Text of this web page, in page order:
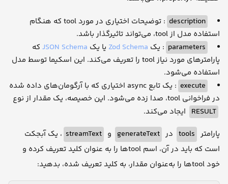
description
: توضیحات اختیاری در مورد tool که هنگام
استفاده مدل از tool، می‌تواند تاثیرگذار باشد.
parameters : یک Zod Schema یا یک JSON Schema که
پارامترهای مورد نیاز tool را تعریف می‌کند. این اسکیما توسط مدل
استفاده می‌شود.
execute
: یک تابع async اختیاری که با آرگومان‌های داده شده
در فراخوانی tool، صدا زده می‌شود. این خصیصه، یک مقدار از نوع
RESULT ایجاد می‌کند.
پارامتر tools در generateText و streamText ، یک آبجکت
است که باید در آن، اسم toolها را به عنوان کلید تعریف کرده و
خود toolها را به‌عنوان مقدار، به کلید تعریف شده، بدهید: